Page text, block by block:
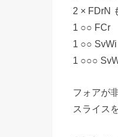
2 × FDrN
1 ○○ FCr
1 ○○ SvWi
1 ○○○
フォアが
スライス